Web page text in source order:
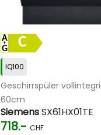
C
IQ100
Geschirrspüler
60cm
SiemensSX61HX01TE
718.-CHF